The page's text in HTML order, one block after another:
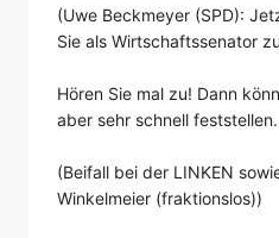
(Uwe Beckmeyer (SPD):
Sie als Wirtschaftssenator
Hören Sie mal zu! Dann
aber sehr schnell feststellen.
(Beifall bei der LINKEN
Winkelmeier (fraktionslos))